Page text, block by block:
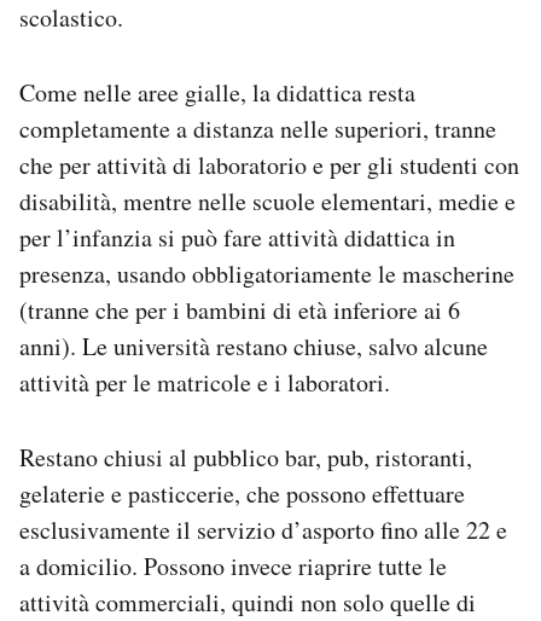
scolastico.
Come nelle aree gialle, la didattica resta
completamente a distanza nelle superiori, tranne
che per attività di laboratorio e per gli studenti con
disabilità, mentre nelle scuole elementari, medie e
per l’infanzia si può fare attività didattica in
presenza, usando obbligatoriamente le mascherine
(tranne che per i bambini di età inferiore ai 6
anni). Le università restano chiuse, salvo alcune
attività per le matricole e i laboratori.
Restano chiusi al pubblico bar, pub, ristoranti,
gelaterie e pasticcerie, che possono effettuare
esclusivamente il servizio d’asporto fino alle 22 e
a domicilio. Possono invece riaprire tutte le
attività commerciali, quindi non solo quelle di